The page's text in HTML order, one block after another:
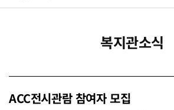
복지관소식
ACC전시관람 참여자 모집